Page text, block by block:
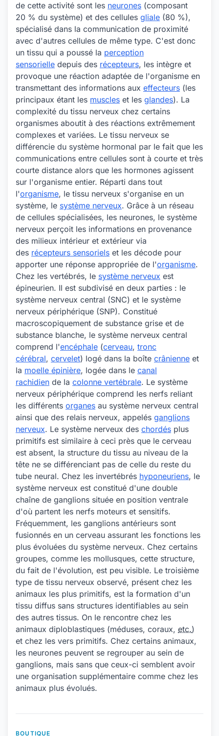
de cette activité sont les neurones (composant
20 % du système) et des cellules gliale (80 %),
spécialisé dans la communication de proximité
avec d'autres cellules de même type. C'est donc
un tissu qui a poussé la perception
sensorielle depuis des récepteurs, les intègre et
provoque une réaction adaptée de l'organisme en
transmettant des informations aux effecteurs (les
principaux étant les muscles et les glandes). La
complexité du tissu nerveux chez certains
organismes aboutit à des réactions extrêmement
complexes et variées. Le tissu nerveux se
différencie du système hormonal par le fait que les
communications entre cellules sont à courte et très
courte distance alors que les hormones agissent
sur l'organisme entier. Réparti dans tout
l'organisme, le tissu nerveux s'organise en un
système, le système nerveux. Grâce à un réseau
de cellules spécialisées, les neurones, le système
nerveux perçoit les informations en provenance
des milieux intérieur et extérieur via
des récepteurs sensoriels et les décode pour
apporter une réponse appropriée de l'organisme.
Chez les vertébrés, le système nerveux est
épineurien. Il est subdivisé en deux parties : le
système nerveux central (SNC) et le système
nerveux périphérique (SNP). Constitué
macroscopiquement de substance grise et de
substance blanche, le système nerveux central
comprend l'encéphale (cerveau, tronc
cérébral, cervelet) logé dans la boîte crânienne et
la moelle épinière, logée dans le canal
rachidien de la colonne vertébrale. Le système
nerveux périphérique comprend les nerfs reliant
les différents organes au système nerveux central
ainsi que des relais nerveux, appelés ganglions
nerveux. Le système nerveux des chordés plus
primitifs est similaire à ceci près que le cerveau
est absent, la structure du tissu au niveau de la
tête ne se différenciant pas de celle du reste du
tube neural. Chez les invertébrés hyponeuriens, le
système nerveux est constitué d'une double
chaîne de ganglions située en position ventrale
d'où partent les nerfs moteurs et sensitifs.
Fréquemment, les ganglions antérieurs sont
fusionnés en un cerveau assurant les fonctions les
plus évoluées du système nerveux. Chez certains
groupes, comme les mollusques, cette structure,
du fait de l'évolution, est peu visible. Le troisième
type de tissu nerveux observé, présent chez les
animaux les plus primitifs, est la formation d'un
tissu diffus sans structures identifiables au sein
des autres tissus. On le rencontre chez les
animaux diploblastiques (méduses, coraux, etc.)
et chez les vers primitifs. Chez certains animaux,
les neurones peuvent se regrouper au sein de
ganglions, mais sans que ceux-ci semblent avoir
une organisation supplémentaire comme chez les
animaux plus évolués.
BOUTIQUE